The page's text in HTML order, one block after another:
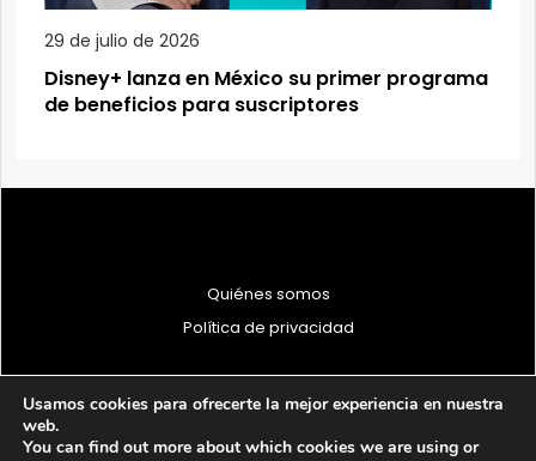
29 de julio de 2026
Disney+ lanza en México su primer programa
de beneficios para suscriptores
Quiénes somos
Política de privacidad
Usamos cookies para ofrecerte la mejor experiencia en nuestra
web.
You can find out more about which cookies we are using or